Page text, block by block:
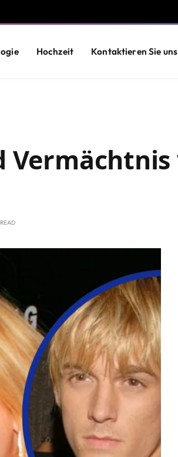
Hochzeit Kontaktieren Sie uns